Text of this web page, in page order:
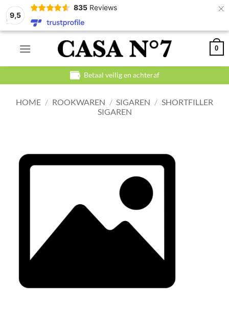
9,5
835 Reviews ×
Ga
0
Betaal veilig en achteraf
HOME / ROOKWAREN / SIGAREN / SHORTFILLER
SIGAREN